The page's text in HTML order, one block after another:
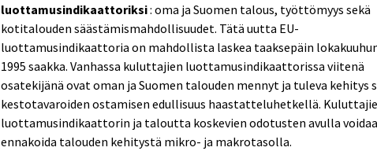
luottamusindikaattoriksi: oma ja Suomen talous, työttömyys sekä
kotitalouden säästämismahdollisuudet. Tätä uutta EU-
luottamusindikaattoria on mahdollista laskea taaksepäin
1995 saakka. Vanhassa kuluttajien luottamusindikaattorissa viitenä
osatekijänä ovat oman ja Suomen talouden mennyt ja tuleva kehitys
kestotavaroiden ostamisen edullisuus haastatteluhetkellä.
luottamusindikaattorin ja taloutta koskevien odotusten avulla
ennakoida talouden kehitystä mikro- ja makrotasolla.